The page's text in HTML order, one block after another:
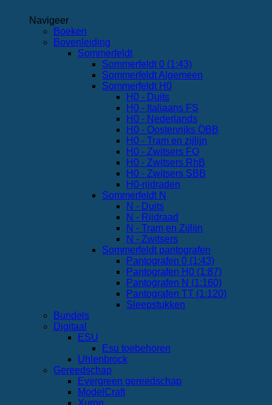
Navigeer
Boeken
Bovenleiding
Sommerfeldt
Sommerfeldt 0 (1:43)
Sommerfeldt Algemeen
Sommerfeldt H0
H0 - Duits
H0 - Italiaans FS
H0 - Nederlands
H0 - Oostenrijks ÖBB
H0 - Tram en zijlijn
H0 - Zwitsers FO
H0 - Zwitsers RhB
H0 - Zwitsers SBB
H0-rijdraden
Sommerfeldt N
N - Duits
N - Rijdraad
N - Tram en Zijlijn
N - Zwitsers
Sommerfeldt pantografen
Pantografen 0 (1:43)
Pantografen H0 (1:87)
Pantografen N (1:160)
Pantografen TT (1:120)
Sleepstukken
Bundels
Digitaal
ESU
Esu toebehoren
Uhlenbrock
Gereedschap
Evergreen gereedschap
ModelCraft
Xuron